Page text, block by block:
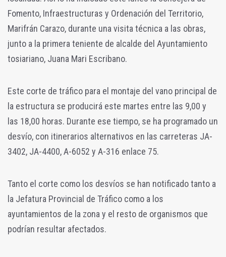
Fomento, Infraestructuras y Ordenación del Territorio,
Marifrán Carazo, durante una visita técnica a las obras,
junto a la primera teniente de alcalde del Ayuntamiento
tosiariano, Juana Mari Escribano.
Este corte de tráfico para el montaje del vano principal de
la estructura se producirá este martes entre las 9,00 y
las 18,00 horas. Durante ese tiempo, se ha programado un
desvío, con itinerarios alternativos en las carreteras JA-
3402, JA-4400, A-6052 y A-316 enlace 75.
Tanto el corte como los desvíos se han notificado tanto a
la Jefatura Provincial de Tráfico como a los
ayuntamientos de la zona y el resto de organismos que
podrían resultar afectados.